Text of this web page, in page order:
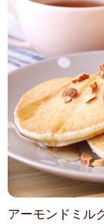
アーモンドミル